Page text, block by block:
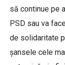
să continue pe
PSD sau va
de solidaritate
şansele cele